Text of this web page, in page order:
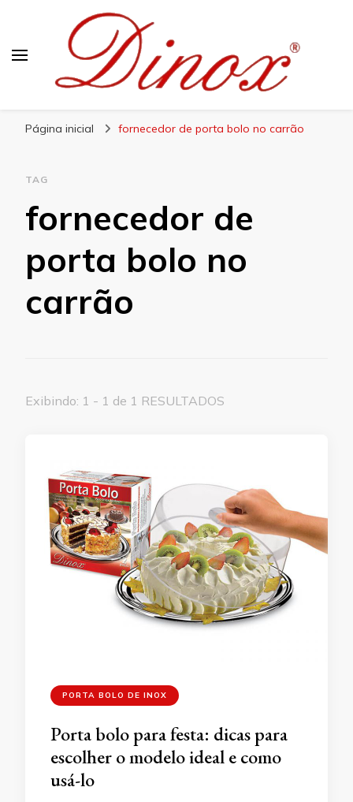
Página inicial fornecedor de porta bolo no carrão
TAG
fornecedor de
porta bolo no
carrão
Exibindo: 1 - 1 de 1 RESULTADOS
PORTA BOLO DE INOX
Porta bolo para festa: dicas para
escolher o modelo ideal e como
usá-lo